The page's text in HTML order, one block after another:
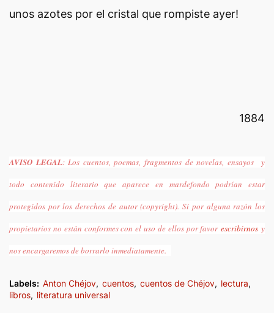
unos azotes por el cristal que rompiste ayer!
1884
AVISO LEGAL: Los cuentos, poemas, fragmentos de novelas, ensayos y
todo contenido literario que aparece en mardefondo podrían estar
protegidos por los derechos de autor (copyright). Si por alguna razón los
propietarios no están conformes con el uso de ellos por favorescribirnos y
nos encargaremos de borrarlo inmediatamente.
Labels: Anton Chéjov cuentos cuentos de Chéjov
lectura
libros
literatura universal